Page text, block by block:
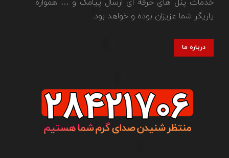
خدمات پنل های حرفه ای ارسال پیامک و … همواره
یاریگر شما عزیزان بوده و خواهد بود.
درباره ما